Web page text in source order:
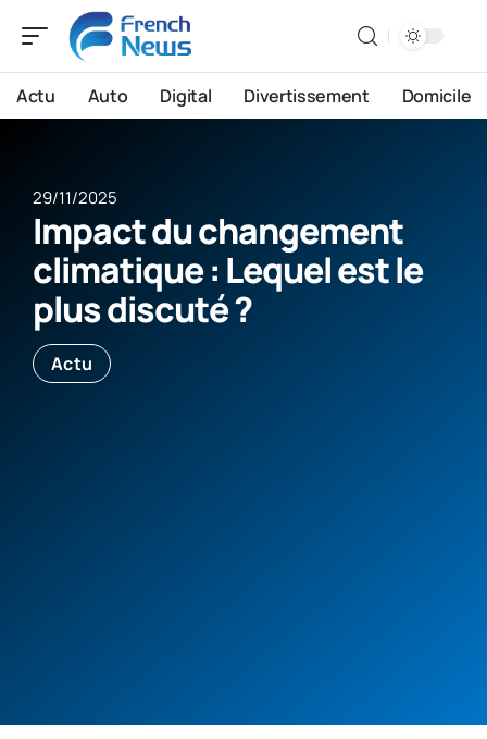
Actu Auto Digital Divertissement Domicile
29/11/2025
Impact du changement
climatique : Lequel est le
plus discuté ?
Actu